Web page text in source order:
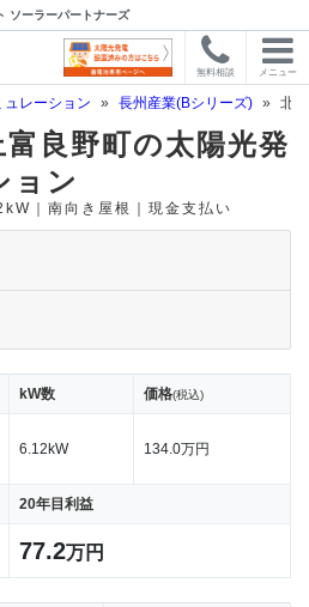
ソーラーパートナーズ
無料相談 メニュー
レーション » 長州産業(Bシリーズ) » 北
良野町の太陽光発
ョン
｜南向き屋根｜現金支払い
kW数 価格(税込)
6.12kW 134.0万円
20年目利益
77.2万円